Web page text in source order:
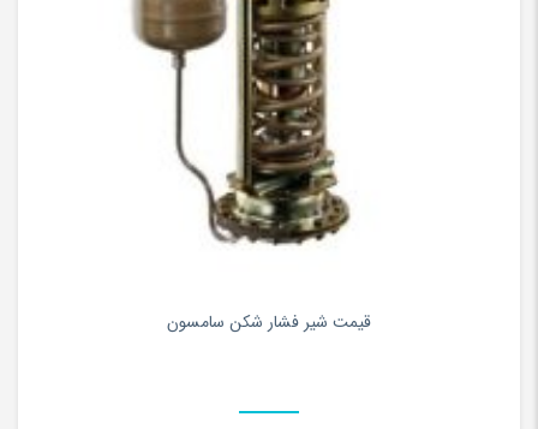
قیمت شیر فشار شکن سامسون